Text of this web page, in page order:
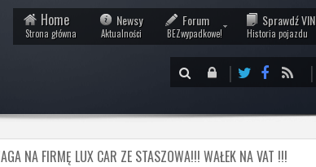
Home
Strona główna
Newsy
Aktualności
Forum
BEZwypadkowe!
Sprawdź VIN
Historia pojazdu
| |
NA FIRMĘ LUX CAR ZE STASZOWA!!! WAŁEK NA VAT !!!